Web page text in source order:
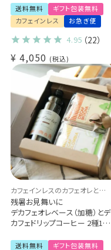
出産祝い 御祝 プチギフト (dc)
送料無料
ギフト包装無料
カフェインレス
お急ぎ便
4.95 （22）
¥ 4,050 税込
カフェインレスのカフェオレとコ
ーヒーで、香り豊かなじかんを贈
ろう。
残暑お見舞いに
デカフェオレベース（加糖）とデ
カフェドリップコーヒー 2種10
カフェインレス 送料無料
送料無料
ギフト包装無料